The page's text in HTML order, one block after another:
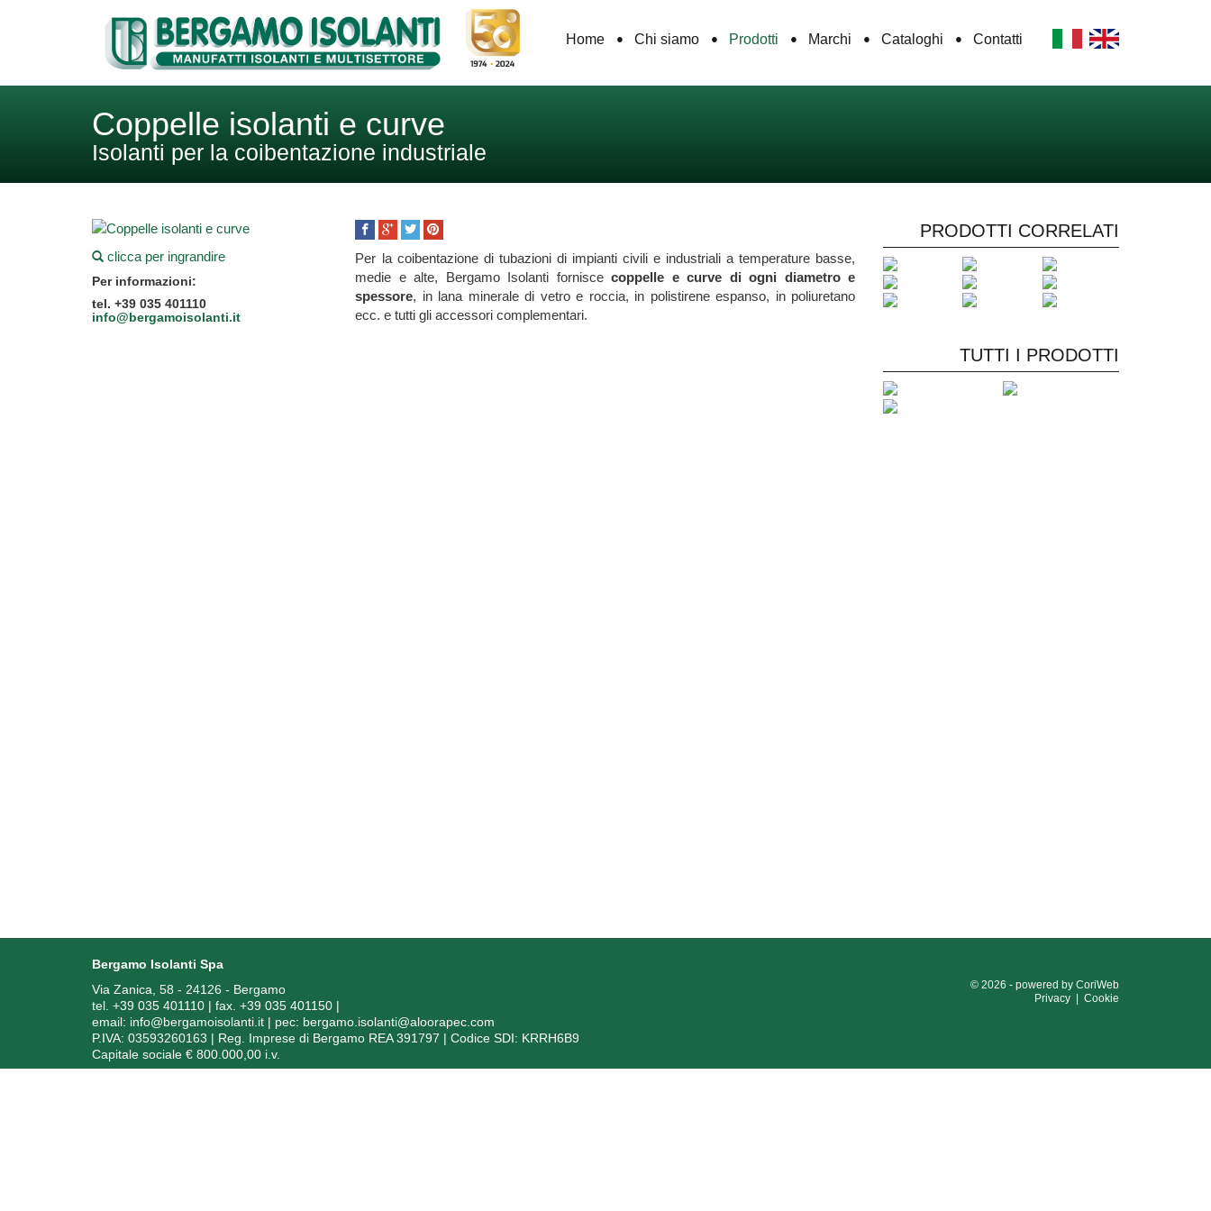
Home Chi siamo Prodotti Marchi Cataloghi Contatti
Coppelle isolanti e curve
Isolanti per la coibentazione industriale
clicca per ingrandire
Per informazioni:
tel. +39 035 401110
info@bergamoisolanti.it
Per la coibentazione di tubazioni di impianti civili e industriali a temperature basse,
medie e alte, Bergamo Isolanti forniscecoppelle e curve di ogni diametro e
spessore, in lana minerale di vetro e roccia, in polistirene espanso, in poliuretano
ecc. e tutti gli accessori complementari.
PRODOTTI CORRELATI
TUTTI I PRODOTTI
Bergamo Isolanti Spa
Via Zanica, 58 - 24126 - Bergamo
tel. +39 035 401110 | fax. +39 035 401150 |
email: info@bergamoisolanti.it | pec: bergamo.isolanti@aloorapec.com
P.IVA: 03593260163 | Reg. Imprese di Bergamo REA 391797 | Codice SDI: KRRH6B9
Capitale sociale € 800.000,00 i.v.
© 2026 - powered by CoriWeb
Privacy
Cookie